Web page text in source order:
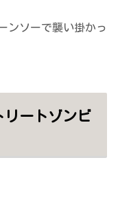
ンソーで襲い掛かっ
ートゾンビ